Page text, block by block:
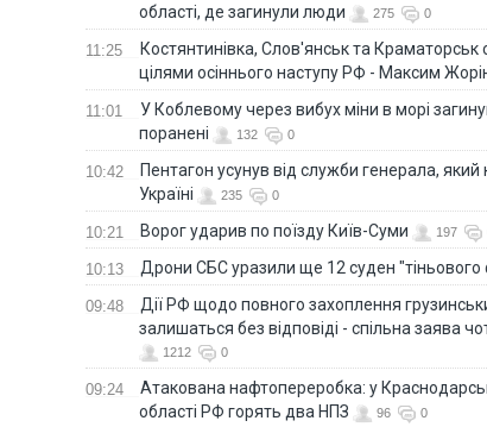
області, де загинули люди
275 0
11:25
Костянтинівка, Слов'янськ та Краматорськ
цілями осіннього наступу РФ - Максим
11:01
У Коблевому через вибух міни в морі
поранені
132 0
10:42
Пентагон усунув від служби генерала,
Україні
235 0
10:21 Ворог ударив по поїзду Київ-Суми 197
10:13 Дрони СБС уразили ще 12 суден
09:48
Дії РФ щодо повного захоплення
залишаться без відповіді - спільна заява
1212 0
09:24
Атакована нафтопереробка: у
області РФ горять два НПЗ
96 0